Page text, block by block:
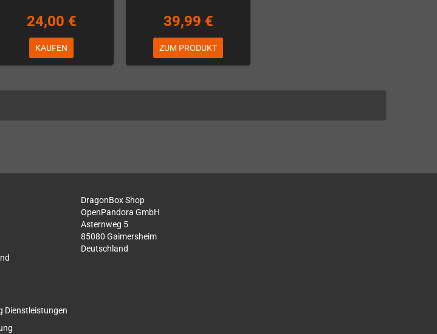
24,00 €
KAUFEN
39,99 €
ZUM PRODUKT
Dienstleistungen
DragonBox Shop
OpenPandora GmbH
Asternweg 5
85080 Gaimersheim
Deutschland